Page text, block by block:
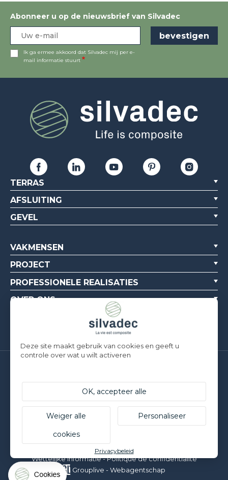
Abonneer u op de nieuwsbrief van Silvadec
Ik ga ermee akkoord dat Silvadec mij per e-
mail informatie stuurt
TERRAS
AFSLUITING
GEVEL
VAKMENSEN
PROJECT
PROFESSIONELE REALISATIES
OVER ONS
Parc d’Activités de l’Estuaire
F-56190 ARZAL | T. +33 (0)2 97 450 900
Silvadec Deutschland
Ludwig-Erhard-Straße 3
D-84069 Schierling | T. +49 9451 9443 500
© Silvadec - Alle rechten voorbehouden - Niet-contractuele
foto's
Wettelijke informatie-Politique de confidentialité
Grouplive - Webagentschap
Deze site maakt gebruik van cookies en geeft u
controle over wat u wilt activeren
OK, accepteer alle
Weiger alle
cookies
Personaliseer
Privacybeleid